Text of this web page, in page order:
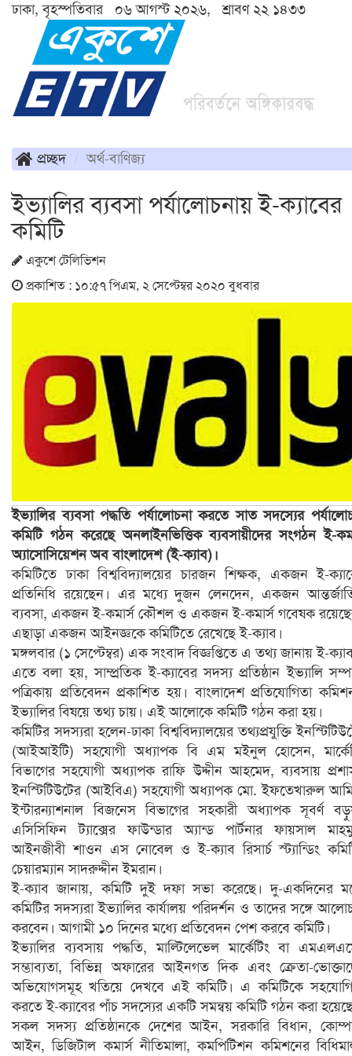
ঢাকা, বৃহস্পতিবার ০৬ আগস্ট ২০২৬, শ্রাবণ ২২ ১৪৩৩
প্রচ্ছদ অর্থ-বাণিজ্য
ইভ্যালির ব্যবসা পর্যালোচনায় ই-ক্যাবের
কমিটি
একুশে টেলিভিশন
প্রকাশিত : ১০:৫৭ পিএম, ২ সেপ্টেম্বর ২০২০ বুধবার
ইভ্যালির ব্যবসা পদ্ধতি পর্যালোচনা করতে সাত সদস্যের
কমিটি গঠন করেছে অনলাইনভিত্তিক ব্যবসায়ীদের সংগঠন ই-
অ্যাসোসিয়েশন অব বাংলাদেশ (ই-ক্যাব)।
কমিটিতে ঢাকা বিশ্ববিদ্যালয়ের চারজন শিক্ষক, একজন ই-
প্রতিনিধি রয়েছেন। এর মধ্যে দুজন লেনদেন, একজন
ব্যবসা, একজন ই-কমার্স কৌশল ও একজন ই-কমার্স গবেষক
এছাড়া একজন আইনজ্ঞকে কমিটিতে রেখেছে ই-ক্যাব।
মঙ্গলবার (১ সেপ্টেম্বর) এক সংবাদ বিজ্ঞপ্তিতে এ তথ্য জানায় ই-
এতে বলা হয়, সাম্প্রতিক ই-ক্যাবের সদস্য প্রতিষ্ঠান ইভ্যালি
পত্রিকায় প্রতিবেদন প্রকাশিত হয়। বাংলাদেশ প্রতিযোগিতা
ইভ্যালির বিষয়ে তথ্য চায়। এই আলোকে কমিটি গঠন করা হয়।
কমিটির সদস্যরা হলেন-ঢাকা বিশ্ববিদ্যালয়ের তথ্যপ্রযুক্তি
(আইআইটি) সহযোগী অধ্যাপক বি এম মইনুল হোসেন,
বিভাগের সহযোগী অধ্যাপক রাফি উদ্দীন আহমেদ, ব্যবসায়
ইনস্টিটিউটের (আইবিএ) সহযোগী অধ্যাপক মো. ইফতেখারুল
ইন্টারন্যাশনাল বিজনেস বিভাগের সহকারী অধ্যাপক সূবর্ণ
এসিসিফিন ট্যাক্সের ফাউন্ডার অ্যান্ড পার্টনার ফায়সাল
আইনজীবী শাওন এস নোবেল ও ই-ক্যাব রিসার্চ স্ট্যান্ডিং
চেয়ারম্যান সাদরুদ্দীন ইমরান।
ই-ক্যাব জানায়, কমিটি দুই দফা সভা করেছে। দু-একদিনের
কমিটির সদস্যরা ইভ্যালির কার্যালয় পরিদর্শন ও তাদের সঙ্গে
করবেন। আগামী ১০ দিনের মধ্যে প্রতিবেদন পেশ করবে কমিটি।
ইভ্যালির ব্যবসায় পদ্ধতি, মাল্টিলেভেল মার্কেটিং বা
সম্ভাব্যতা, বিভিন্ন অফারের আইনগত দিক এবং ক্রেতা-
অভিযোগসমূহ খতিয়ে দেখবে এই কমিটি। এ কমিটিকে
করতে ই-ক্যাবের পাঁচ সদস্যের একটি সমন্বয় কমিটি গঠন করা
সকল সদস্য প্রতিষ্ঠানকে দেশের আইন, সরকারি বিধান,
আইন, ডিজিটাল কমার্স নীতিমালা, কমপিটিশন কমিশনের